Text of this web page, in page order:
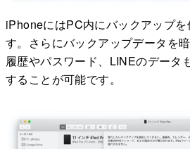
iPhoneにはPC内にバックアップを
す。さらにバックアップデータを
履歴やパスワード、LINEのデータ
することが可能です。